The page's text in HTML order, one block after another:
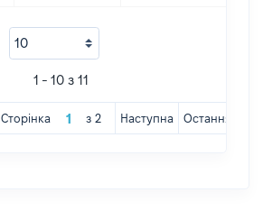
1 - 10 з 11
Сторінка з 2 Наступна Остання